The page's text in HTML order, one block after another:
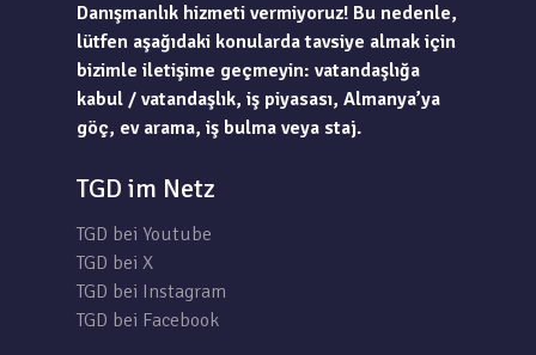
Danışmanlık hizmeti vermiyoruz! Bu nedenle,
lütfen aşağıdaki konularda tavsiye almak için
bizimle iletişime geçmeyin: vatandaşlığa
kabul / vatandaşlık, iş piyasası, Almanya’ya
göç, ev arama, iş bulma veya staj.
TGD im Netz
TGD bei Youtube
TGD bei X
TGD bei Instagram
TGD bei Facebook